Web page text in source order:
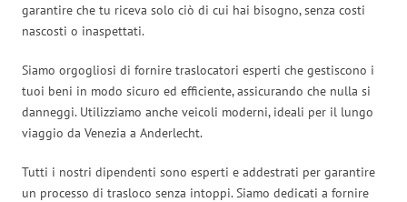
garantire che tu riceva solo ciò di cui hai bisogno, senza costi
nascosti o inaspettati.
Siamo orgogliosi di fornire traslocatori esperti che gestiscono i
tuoi beni in modo sicuro ed efficiente, assicurando che nulla si
danneggi. Utilizziamo anche veicoli moderni, ideali per il lungo
viaggio da Venezia a Anderlecht.
Tutti i nostri dipendenti sono esperti e addestrati per garantire
un processo di trasloco senza intoppi. Siamo dedicati a fornire